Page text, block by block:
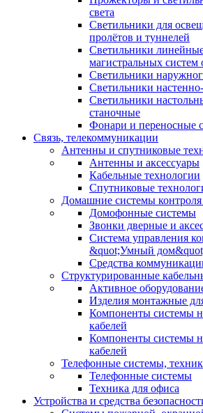
света
Светильники для
пролётов и туннелей
Светильники
магистральных систем
Светильники
Светильники
Светильники
станочные
Фонари и переносные
Связь, телекоммуникации
Антенны и спутниковые
Антенны и аксессуары
Кабельные технологии
Спутниковые
Домашние системы
Домофонные системы
Звонки дверные и
Система управления
&quot;Умный
Средства
Структурированные
Активное
Изделия монтажные
Компоненты системы
кабелей
Компоненты системы
кабелей
Телефонные системы,
Телефонные системы
Техника для офиса
Устройства и средства